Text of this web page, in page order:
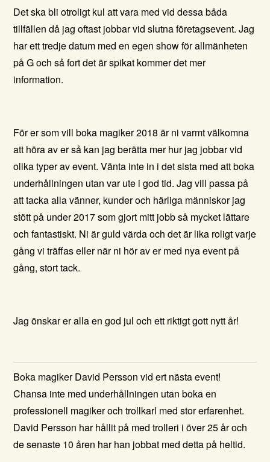
Det ska bli otroligt kul att vara med vid dessa båda
tillfällen då jag oftast jobbar vid slutna företagsevent. Jag
har ett tredje datum med en egen show för allmänheten
på G och så fort det är spikat kommer det mer
information.
För er som vill boka magiker 2018 är ni varmt välkomna
att höra av er så kan jag berätta mer hur jag jobbar vid
olika typer av event. Vänta inte in i det sista med att boka
underhållningen utan var ute i god tid. Jag vill passa på
att tacka alla vänner, kunder och härliga människor jag
stött på under 2017 som gjort mitt jobb så mycket lättare
och fantastiskt. Ni är guld värda och det är lika roligt varje
gång vi träffas eller när ni hör av er med nya event på
gång, stort tack.
Jag önskar er alla en god jul och ett riktigt gott nytt år!
Boka magiker David Persson vid ert nästa event!
Chansa inte med underhållningen utan boka en
professionell magiker och trollkarl med stor erfarenhet.
David Persson har hållit på med trolleri i över 25 år och
de senaste 10 åren har han jobbat med detta på heltid.